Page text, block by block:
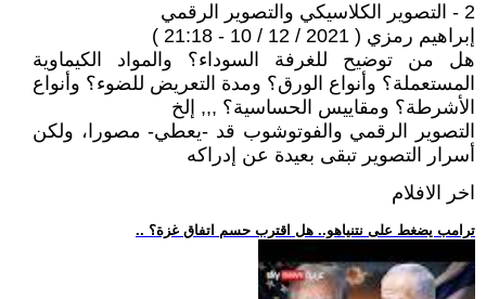
2 - التصوير الكلاسيكي والتصوير الرقمي
إبراهيم رمزي ( 2021 / 12 / 10 - 21:18 )
هل من توضيح للغرفة السوداء؟ والمواد الكيماوية
المستعملة؟ وأنواع الورق؟ ومدة التعريض للضوء؟ وأنواع
الأشرطة؟ ومقاييس الحساسية؟ ,,, إلخ
التصوير الرقمي والفوتوشوب قد -يعطي- مصورا، ولكن
أسرار التصوير تبقى بعيدة عن إدراكه
اخر الافلام
.. ترامب يضغط على نتنياهو.. هل اقترب حسم اتفاق غزة؟